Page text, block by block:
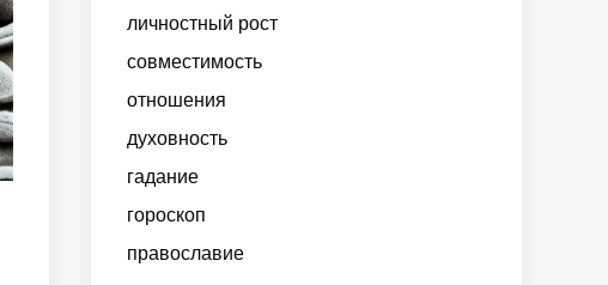
личностный рост
совместимость
отношения
духовность
гадание
гороскоп
православие